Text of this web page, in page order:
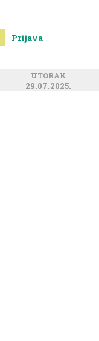
Prijava
UTORAK
29.07.2025.